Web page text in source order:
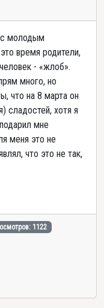
с молодым
время родители,
- «жлоб».
много, но
что на 8 марта он
сладостей, хотя я
мне
меня это не
что это не так,
1122